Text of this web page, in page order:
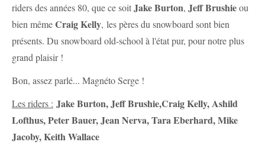
riders des années 80, que ce soitJake Burton, Jeff Brushieou
bien mêmeCraig Kelly, les pères du snowboard sont bien
présents. Du snowboard old-school à l'état pur, pour notre plus
grand plaisir !
Bon, assez parlé... Magnéto Serge !
Les riders : Jake Burton, Jeff Brushie,Craig Kelly, Ashild
Lofthus, Peter Bauer, Jean Nerva, Tara Eberhard, Mike
Jacoby, Keith Wallace